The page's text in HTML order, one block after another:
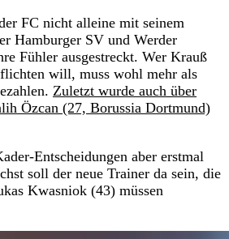
FC nicht alleine mit seinem
Hamburger SV und Werder
Fühler ausgestreckt. Wer Krauß
will, muss wohl mehr als
Zuletzt wurde auch über
Özcan (27, Borussia Dortmund)
Entscheidungen aber erstmal
soll der neue Trainer da sein, die
Kwasniok (43) müssen